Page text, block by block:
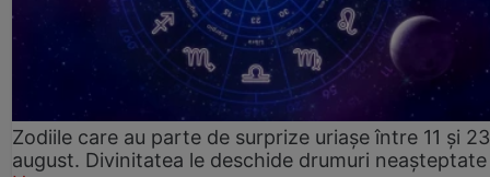
Zodiile care au parte de surprize uriașe între 11 și 23
august. Divinitatea le deschide drumuri neașteptate